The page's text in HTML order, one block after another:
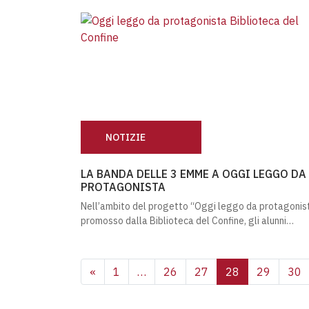
NOTIZIE
LA BANDA DELLE 3 EMME A OGGI LEGGO DA
PROTAGONISTA
Nell’ambito del progetto “Oggi leggo da
promosso dalla Biblioteca del Confine, gli alunni…
NAVIGAZIONE DEGLI
« 1 … 26 27 28 29 30